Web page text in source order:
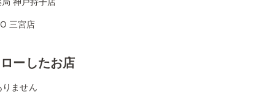
三宮店
ーしたお店
ません